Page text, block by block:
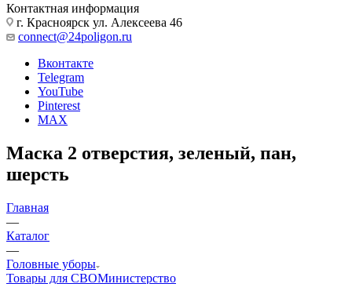
Контактная информация
г. Красноярск ул. Алексеева 46
connect@24poligon.ru
Вконтакте
Telegram
YouTube
Pinterest
MAX
Маска 2 отверстия, зеленый, пан,
шерсть
Главная
—
Каталог
—
Головные уборы
Товары для СВОМинистерство